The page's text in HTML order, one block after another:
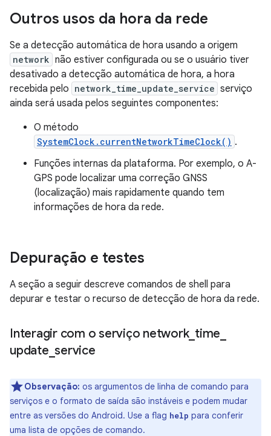
Outros usos da hora da rede
Se a detecção automática de hora usando a origem
network não estiver configurada ou se o usuário tiver
desativado a detecção automática de hora, a hora
recebida pelo network_time_update_service serviço
ainda será usada pelos seguintes componentes:
O método
SystemClock.currentNetworkTimeClock() .
Funções internas da plataforma. Por exemplo, o A-
GPS pode localizar uma correção GNSS
(localização) mais rapidamente quando tem
informações de hora da rede.
Depuração e testes
A seção a seguir descreve comandos de shell para
depurar e testar o recurso de detecção de hora da rede.
Interagir com o serviço network_ time
update _service
Observação: os argumentos de linha de comando para
serviços e o formato de saída são instáveis e podem mudar
entre as versões do Android. Use a flag help para conferir
uma lista de opções de comando.